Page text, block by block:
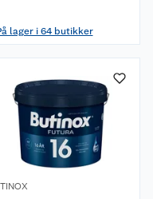
lager i 64 butikker